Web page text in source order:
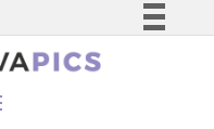
Simplifique!